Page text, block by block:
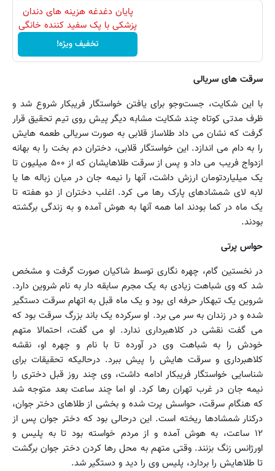
پایان دغدغه هزینه های دندان
پزشکی با پک سفید کننده خانگی
تخفیف ویژه!
سرقت های سریالی
با این شکایت، ‌جست‌وجو برای یافتن خواستگار فریبکار شروع شد و
ظرف مدتی کوتاه چند شکایت مشابه دیگر پیش روی تیم تحقیق قرار
گرفت که نشان می داد طلاساز قلابی به صورت سریالی طعمه هایش
را به دام می اندازد. این خواستگار قلابی، ‌دختران دم بخت را به بهانه
ازدواج فریب می داد و پس از سرقت طلاهایشان که از ۵۰۰ میلیون تا
یک میلیاردتومان ارزش داشت، آنها را نیمه جان در میان زباله ها یا
لابه لای شمشادهای پارک رها می کرد. اغلب دختران از دو هفته تا
یک ماه در کما بودند اما همه آنها به هوش آمده و به زندگی برگشته
بودند.
حواس پرتی
در نخستین گام، چهره نگاری توسط شاکیان صورت گرفت و مشخص
شد که وی شباهت زیادی به یک مجرم سابقه دار به نام شروین دارد.
شروین یک تبهکار حرفه ای بود و یک ماه قبل به اتهام سرقت دستگیر
شده و در زندان به سر می برد. او سرکرده یک باند بزرگ سرقت بود که
می گفت نقشی در کلاهبرداری ندارد. او می گفت، احتمالا متهم
خودش را به شباهت وی در آورده تا با نام و چهره او، نقشه
کلاهبرداری و سرقت هایش را پیش ببرد. درحالیکه تحقیقات برای
شناسایی خواستگار فریبکار ادامه داشت، وی چند روز قبل دختری را
نیمه جان در غرب تهران رها کرد. او اما چند ساعت بعد متوجه شد
که هنگام سرقت، حواسش پرت شده و بخشی از طلاهای دختر جوان،
‌درکنار شمشادها ریخته است. این درحالی بود که دختر جوان پس از
۱۲ ساعت، ‌به هوش آمده و از مردم خواسته بود تا به پلیس و
اورژانس زنگ بزنند. وقتی متهم به محل رها کردن دختر جوان برگشت
تا طلاهایش را بردارد، پلیس وی را دید و دستگیر شد.